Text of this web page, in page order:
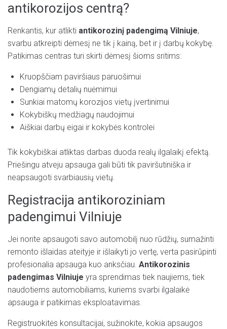
antikorozijos centrą?
Renkantis, kur atlikti antikorozinį padengimą Vilniuje,
svarbu atkreipti dėmesį ne tik į kainą, bet ir į darbų kokybę.
Patikimas centras turi skirti dėmesį šioms sritims:
Kruopščiam paviršiaus paruošimui
Dengiamų detalių nuėmimui
Sunkiai matomų korozijos vietų įvertinimui
Kokybiškų medžiagų naudojimui
Aiškiai darbų eigai ir kokybės kontrolei
Tik kokybiškai atliktas darbas duoda realų ilgalaikį efektą.
Priešingu atveju apsauga gali būti tik paviršutiniška ir
neapsaugoti svarbiausių vietų.
Registracija antikoroziniam
padengimui Vilniuje
Jei norite apsaugoti savo automobilį nuo rūdžių, sumažinti
remonto išlaidas ateityje ir išlaikyti jo vertę, verta pasirūpinti
profesionalia apsauga kuo anksčiau. Antikorozinis
padengimas Vilniuje yra sprendimas tiek naujiems, tiek
naudotiems automobiliams, kuriems svarbi ilgalaikė
apsauga ir patikimas eksploatavimas.
Registruokitės konsultacijai, sužinokite, kokia apsaugos